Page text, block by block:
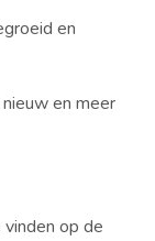
en
en meer
op de